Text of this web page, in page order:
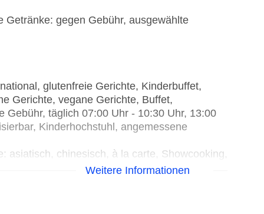
Getränke: gegen Gebühr, ausgewählte
glutenfreie Gerichte, Kinderbuffet,
Gerichte, vegane Gerichte, Buffet,
Gebühr, täglich 07:00 Uhr - 10:30 Uhr, 13:00
Kinderhochstuhl, angemessene
asiatisch, chinesisch, à la carte, Showcooking,
Uhr - 22:00 Uhr, klimatisierbar,
Weitere Informationen